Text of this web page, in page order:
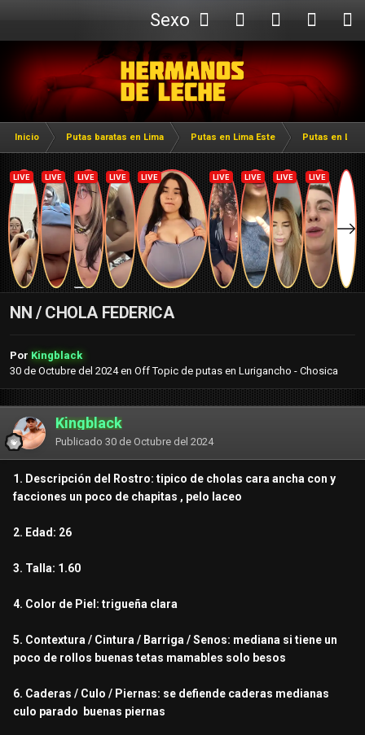
Sexo
Webcam
Inicio Putas baratas en Lima Putas en Lima Este Putas en
NN / CHOLA FEDERICA
Por Kingblack
30 de Octubre del 2024en Off Topic de putas en Lurigancho - Chosica
Kingblack
Publicado 30 de Octubre del 2024
1. Descripción del Rostro: tipico de cholas cara ancha con y
facciones un poco de chapitas , pelo laceo
2. Edad: 26
3. Talla: 1.60
4. Color de Piel: trigueña clara
5. Contextura / Cintura / Barriga / Senos: mediana si tiene un
poco de rollos buenas tetas mamables solo besos
6. Caderas / Culo / Piernas: se defiende caderas medianas
culo parado buenas piernas